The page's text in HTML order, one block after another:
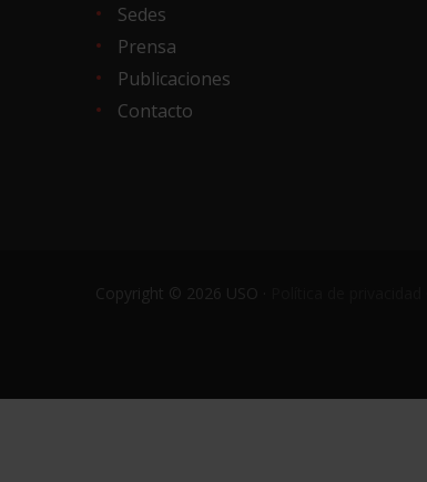
Sedes
Prensa
Publicaciones
Contacto
Copyright © 2026 USO ·